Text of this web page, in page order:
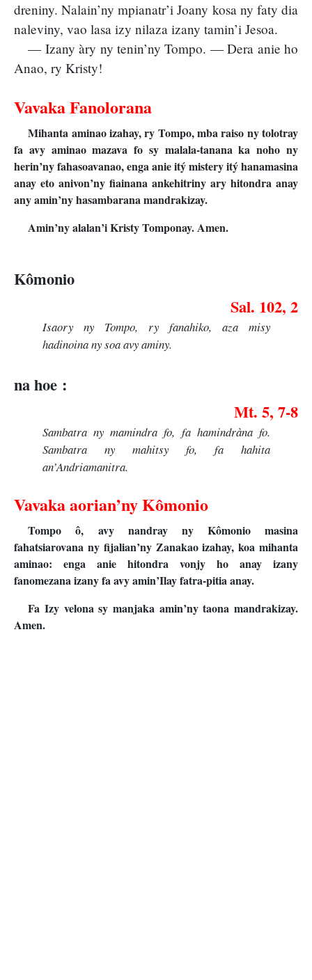
dreniny. Nalain’ny mpianatr’i Joany kosa ny faty dia
naleviny, vao lasa izy nilaza izany tamin’i Jesoa.
— Izany àry ny tenin’ny Tompo. — Dera anie ho
Anao, ry Kristy!
Vavaka Fanolorana
Mihanta aminao izahay, ry Tompo, mba raiso ny tolotray
fa avy aminao mazava fo sy malala-tanana ka noho ny
herin’ny fahasoavanao, enga anie itý mistery itý hanamasina
anay eto anivon’ny fiainana ankehitriny ary hitondra anay
any amin’ny hasambarana mandrakizay.
Amin’ny alalan’i Kristy Tomponay. Amen.
Kômonio
Sal. 102, 2
Isaory ny Tompo, ry fanahiko, aza misy
hadinoina ny soa avy aminy.
na hoe :
Mt. 5, 7-8
Sambatra ny mamindra fo, fa hamindràna fo.
Sambatra ny mahitsy fo, fa hahita
an’Andriamanitra.
Vavaka aorian’ny Kômonio
Tompo ô, avy nandray ny Kômonio masina
fahatsiarovana ny fijalian’ny Zanakao izahay, koa mihanta
aminao: enga anie hitondra vonjy ho anay izany
fanomezana izany fa avy amin’Ilay fatra-pitia anay.
Fa Izy velona sy manjaka amin’ny taona mandrakizay.
Amen.